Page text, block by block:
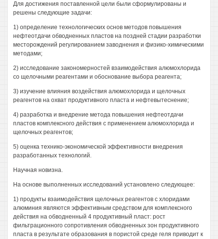
Для достижения поставленной цели были сформулированы и
решены следующие задачи:
1) определение технологических основ методов повышения
нефтеотдачи обводненных пластов на поздней стадии разработки
месторождений регулированием заводнения и физико-химическими
методами;
2) исследование закономерностей взаимодействия алюмохлорида
со щелочными реагентами и обоснование выбора реагента;
3) изучение влияния воздействия алюмохлорида и щелочных
реагентов на охват продуктивного пласта и нефтевытеснение;
4) разработка и внедрение метода повышения нефтеотдачи
пластов комплексного действия с применением алюмохлорида и
щелочных реагентов;
5) оценка технико-экономической эффективности внедрения
разработанных технологий.
Научная новизна.
На основе выполненных исследований установлено следующее:
1) продукты взаимодействия щелочных реагентов с хлоридами
алюминия являются эффективным средством для комплексного
действия на обводненный 4 продуктивный пласт: рост
фильтрационного сопротивления обводненных зон продуктивного
пласта в результате образования в пористой среде геля приводит к